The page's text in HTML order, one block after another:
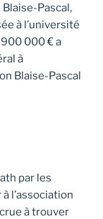
Pascal,
à l’université
900 000 € a
à
Blaise-Pascal
par les
l’association
à trouver